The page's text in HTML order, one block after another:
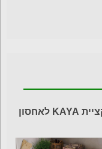
חדש על המדף: כתר משיקה את קולקציית KAYA לאחסון